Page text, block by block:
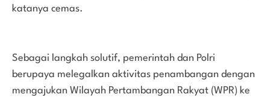
katanya cemas.
Sebagai langkah solutif, pemerintah dan Polri
berupaya melegalkan aktivitas penambangan dengan
mengajukan Wilayah Pertambangan Rakyat (WPR) ke